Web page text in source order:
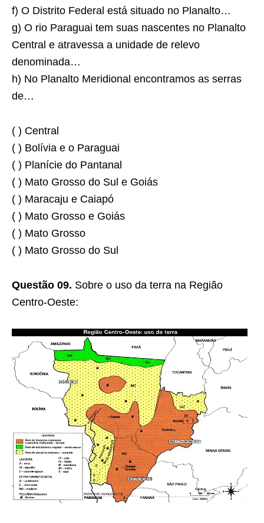
f) O Distrito Federal está situado no Planalto…
g) O rio Paraguai tem suas nascentes no Planalto
Central e atravessa a unidade de relevo
denominada…
h) No Planalto Meridional encontramos as serras
de…
( ) Central
( ) Bolívia e o Paraguai
( ) Planície do Pantanal
( ) Mato Grosso do Sul e Goiás
( ) Maracaju e Caiapó
( ) Mato Grosso e Goiás
( ) Mato Grosso
( ) Mato Grosso do Sul
Questão 09. Sobre o uso da terra na Região
Centro-Oeste: